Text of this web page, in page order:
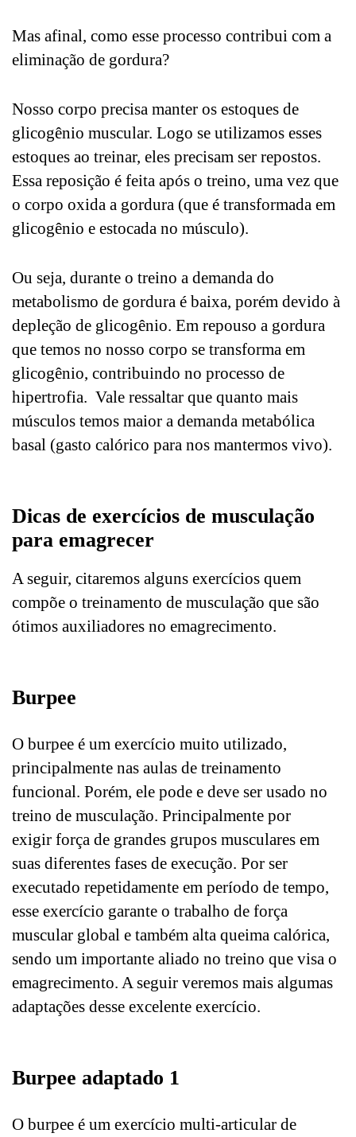
Mas afinal, como esse processo contribui com a
eliminação de gordura?
Nosso corpo precisa manter os estoques de
glicogênio muscular. Logo se utilizamos esses
estoques ao treinar, eles precisam ser repostos.
Essa reposição é feita após o treino, uma vez que
o corpo oxida a gordura (que é transformada em
glicogênio e estocada no músculo).
Ou seja, durante o treino a demanda do
metabolismo de gordura é baixa, porém devido à
depleção de glicogênio. Em repouso a gordura
que temos no nosso corpo se transforma em
glicogênio, contribuindo no processo de
hipertrofia. Vale ressaltar que quanto mais
músculos temos maior a demanda metabólica
basal (gasto calórico para nos mantermos vivo).
Dicas de exercícios de musculação
para emagrecer
A seguir, citaremos alguns exercícios quem
compõe o treinamento de musculação que são
ótimos auxiliadores no emagrecimento.
Burpee
O burpee é um exercício muito utilizado,
principalmente nas aulas de treinamento
funcional. Porém, ele pode e deve ser usado no
treino de musculação. Principalmente por
exigir força de grandes grupos musculares em
suas diferentes fases de execução. Por ser
executado repetidamente em período de tempo,
esse exercício garante o trabalho de força
muscular global e também alta queima calórica,
sendo um importante aliado no treino que visa o
emagrecimento. A seguir veremos mais algumas
adaptações desse excelente exercício.
Burpee adaptado 1
O burpee é um exercício multi-articular de